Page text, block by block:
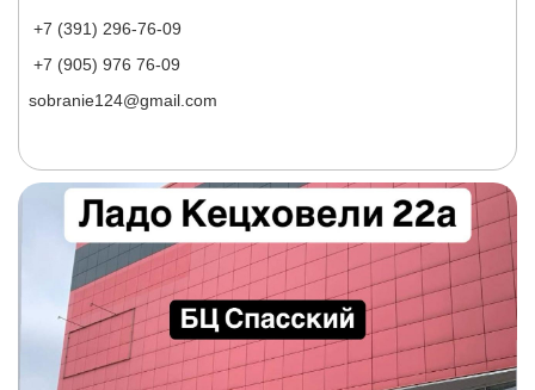
+7 (391) 296-76-09
+7 (905) 976 76-09
sobranie124@gmail.com